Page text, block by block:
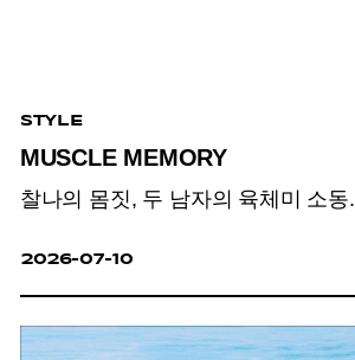
STYLE
MUSCLE MEMORY
찰나의 몸짓, 두 남자의 육체미 소동.
2026-07-10